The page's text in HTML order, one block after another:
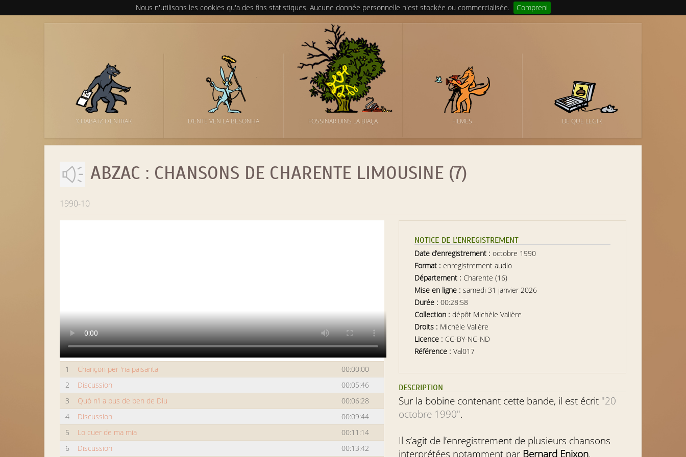
Nous n'utilisons les cookies qu'a des fins statistiques. Aucune donnée personnelle n'est stockée ou commercialisée. Compreni
’CHABATZ D’ENTRAR D’ENTE VEN LA BESONHA FOSSINAR DINS LA BIAÇA FILMES DE QUE LEGIR
ABZAC : CHANSONS DE CHARENTE LIMOUSINE (7)
1990-10
1 Chançon per 'na païsanta
00:00:00
2
Discussion
00:05:46
3
Quò n'i a pus de ben de Diu
00:06:28
4
Discussion
00:09:44
5
Lo cuer de ma mia
00:11:14
6
Discussion 00:13:42
NOTICE DE L’ENREGISTREMENT
Date d’enregistrement : octobre 1990
Format : enregistrement audio
Département : Charente (16)
Mise en ligne : samedi 31 janvier 2026
Durée : 00:28:58
Collection : dépôt Michèle Valière
Droits : Michèle Valière
Licence : CC-BY-NC-ND
Référence : Val017
DESCRIPTION
Sur la bobine contenant cette bande, il est écrit "20
octobre 1990".
Il s’agit de l’enregistrement de plusieurs chansons
interprétées notamment par Bernard Enixon.